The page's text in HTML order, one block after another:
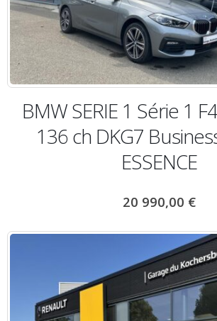
BMW SERIE 1 Série 1
136 ch DKG7
ESSENCE
20 990,00 €